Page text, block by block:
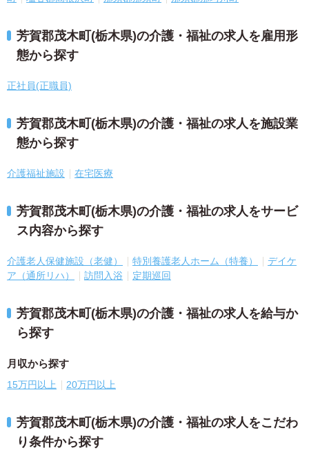
芳賀郡茂木町(栃木県)の介護・福祉の求人を雇用形
態から探す
正社員(正職員)
芳賀郡茂木町(栃木県)の介護・福祉の求人を施設業
態から探す
介護福祉施設 在宅医療
芳賀郡茂木町(栃木県)の介護・福祉の求人をサービ
ス内容から探す
介護老人保健施設（老健） 特別養護老人ホーム（特養）
デイケ
ア（通所リハ）
訪問入浴 定期巡回
芳賀郡茂木町(栃木県)の介護・福祉の求人を給与か
ら探す
月収から探す
15万円以上 20万円以上
芳賀郡茂木町(栃木県)の介護・福祉の求人をこだわ
り条件から探す